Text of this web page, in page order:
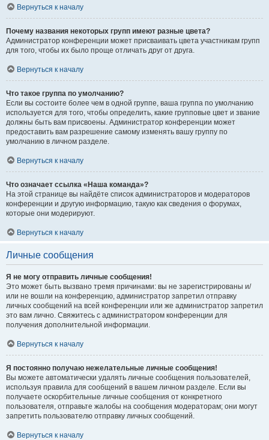
Вернуться к началу
Почему названия некоторых групп имеют разные цвета?
Администратор конференции может присваивать цвета участникам групп
для того, чтобы их было проще отличать друг от друга.
Вернуться к началу
Что такое группа по умолчанию?
Если вы состоите более чем в одной группе, ваша группа по умолчанию
используется для того, чтобы определить, какие групповые цвет и звание
должны быть вам присвоены. Администратор конференции может
предоставить вам разрешение самому изменять вашу группу по
умолчанию в личном разделе.
Вернуться к началу
Что означает ссылка «Наша команда»?
На этой странице вы найдёте список администраторов и модераторов
конференции и другую информацию, такую как сведения о форумах,
которые они модерируют.
Вернуться к началу
Личные сообщения
Я не могу отправить личные сообщения!
Это может быть вызвано тремя причинами: вы не зарегистрированы и/
или не вошли на конференцию, администратор запретил отправку
личных сообщений на всей конференции или же администратор запретил
это вам лично. Свяжитесь с администратором конференции для
получения дополнительной информации.
Вернуться к началу
Я постоянно получаю нежелательные личные сообщения!
Вы можете автоматически удалять личные сообщения пользователей,
используя правила для сообщений в вашем личном разделе. Если вы
получаете оскорбительные личные сообщения от конкретного
пользователя, отправьте жалобы на сообщения модераторам; они могут
запретить пользователю отправку личных сообщений.
Вернуться к началу